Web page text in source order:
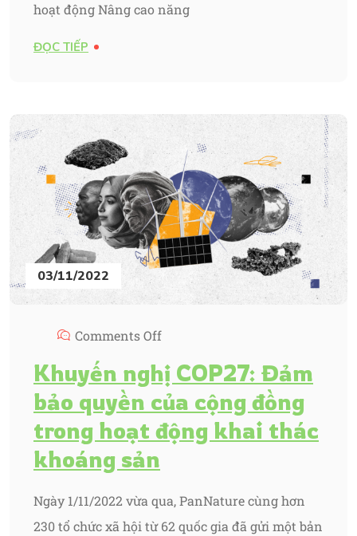
hoạt động Nâng cao năng
ĐỌC TIẾP
03/11/2022
Comments Off
Khuyến nghị COP27: Đảm
bảo quyền của cộng đồng
trong hoạt động khai thác
khoáng sản
Ngày 1/11/2022 vừa qua, PanNature cùng hơn
230 tổ chức xã hội từ 62 quốc gia đã gửi một bản